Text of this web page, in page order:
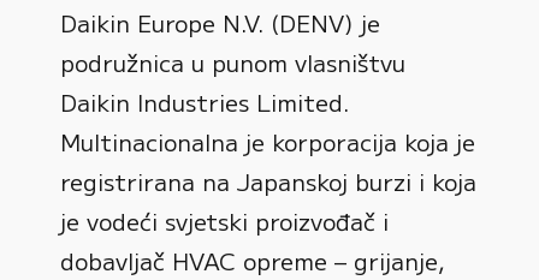
Daikin Europe N.V. (DENV) je
podružnica u punom vlasništvu
Daikin Industries Limited.
Multinacionalna je korporacija koja je
registrirana na Japanskoj burzi i koja
je vodeći svjetski proizvođač i
dobavljač HVAC opreme – grijanje,
0